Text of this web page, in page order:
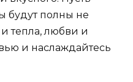
будут полны не
тепла, любви и
и наслаждайтесь